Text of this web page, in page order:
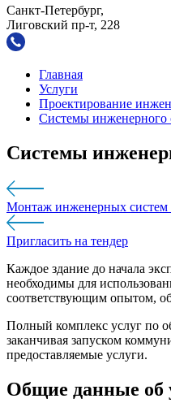
Санкт-Петербург,
Лиговский пр-т, 228
Главная
Услуги
Проектирование
Системы инженерного
Системы
Монтаж инженерных систем
Пригласить на тендер
Каждое здание до начала
необходимы для
соответствующим опытом,
Полный комплекс услуг по
заканчивая запуском
предоставляемые услуги.
Общие данные об